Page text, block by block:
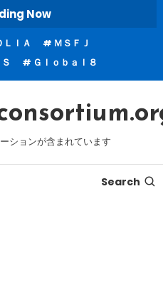
Now
ＬＩＡ
ＭＳＦＪ
Ｇｌｏｂａｌ８
ションが含まれています
Search